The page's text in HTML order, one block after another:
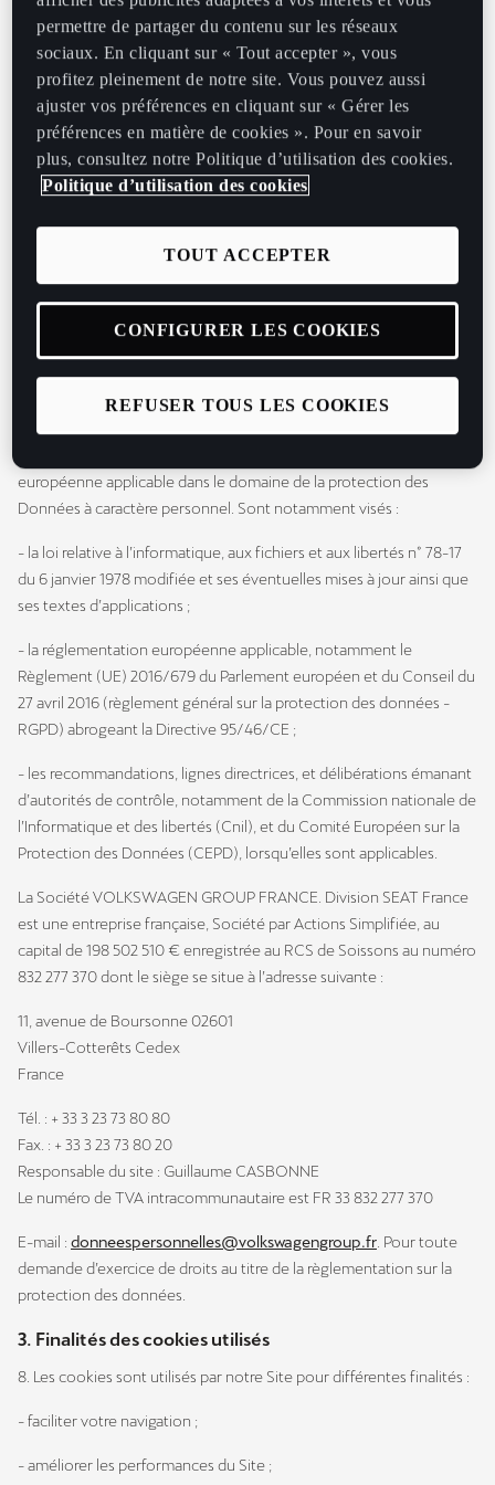
7. Vous pouvez à tout moment désactiver les cookies auxquels
vous avez consenti, et ce gratuitement, à partir des possibilités de
désactivation qui vous sont offertes et rappelées ci-après.
2. Définitions
Données à caractère personnel : désignent toute information se
rapportant à une personne physique identifiée ou identifiable. Est
réputée être une « personne physique identifiable » une personne
physique qui peut être identifiée, directement ou indirectement,
notamment par référence à un identifiant, tel qu'un nom, un
numéro d'identification, des données de localisation, un identifiant
en ligne, ou à un ou plusieurs éléments spécifiques propres à son
identité physique, physiologique, génétique, psychique,
économique, culturelle ou sociale.
Réglementation applicable sur la protection des Données à
européenne applicable dans le domaine de la protection des
Données à caractère personnel. Sont notamment visés :
- la loi relative à l’informatique, aux fichiers et aux libertés n° 78-17
du 6 janvier 1978 modifiée et ses éventuelles mises à jour ainsi que
ses textes d’applications ;
- la réglementation européenne applicable, notamment le
Règlement (UE) 2016/679 du Parlement européen et du Conseil du
27 avril 2016 (règlement général sur la protection des données -
RGPD) abrogeant la Directive 95/46/CE ;
- les recommandations, lignes directrices, et délibérations émanant
d’autorités de contrôle, notamment de la Commission nationale de
l’Informatique et des libertés (Cnil), et du Comité Européen sur la
Protection des Données (CEPD), lorsqu’elles sont applicables.
La Société VOLKSWAGEN GROUP FRANCE. Division SEAT France
est une entreprise française, Société par Actions Simplifiée, au
capital de 198 502 510 € enregistrée au RCS de Soissons au numéro
832 277 370 dont le siège se situe à l’adresse suivante :
11, avenue de Boursonne 02601
Villers-Cotterêts Cedex
France
Tél. : + 33 3 23 73 80 80
Fax. : + 33 3 23 73 80 20
Responsable du site : Guillaume CASBONNE
Le numéro de TVA intracommunautaire est FR 33 832 277 370
E-mail : donneespersonnelles@volkswagengroup.fr . Pour toute
demande d’exercice de droits au titre de la règlementation sur la
protection des données.
3. Finalités des cookies utilisés
8. Les cookies sont utilisés par notre Site pour différentes finalités :
- faciliter votre navigation ;
- améliorer les performances du Site ;
permettre de partager du contenu sur les réseaux
sociaux. En cliquant sur « Tout accepter », vous
profitez pleinement de notre site. Vous pouvez aussi
ajuster vos préférences en cliquant sur « Gérer les
préférences en matière de cookies ». Pour en savoir
plus, consultez notre Politique d’utilisation des cookies.
Politique d’utilisation des cookies
REFUSER TOUS LES COOKIES
TOUT ACCEPTER
CONFIGURER LES COOKIES